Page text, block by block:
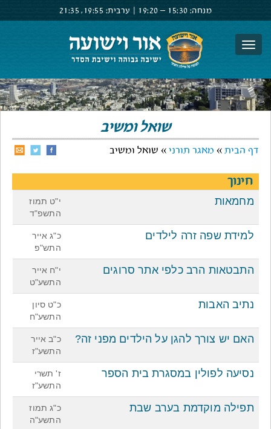
מנחה: 15:30 –
19:20 ערבית: 19:55,
21:35
שואל ומשיב
דף הבית » מאגר תורני » שואל ומשיב
חינוך
מחמאות
י"ט תמוז
התשפ"ד
למידת שפה זרה לילדים
כ"ג אייר
התש"פ
התבטאות הרב כלפי אתר סרוגים
י"ח אייר
התשע"ט
נתיב האבות
כ"ט סיון
התשע"ח
האם יש צורך להגן על הילדים מפני זה?
כ"ב אייר
התשע"ז
נסיעה לפולין במסגרת בית הספר
ז' תשרי
התשע"ז
תפילה מוקדמת בערב שבת
כ"ג תמוז
התשע"ה